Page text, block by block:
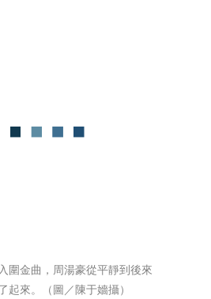
圍金曲，周湯豪從平靜到後來
起來。（圖／陳于嬙攝）